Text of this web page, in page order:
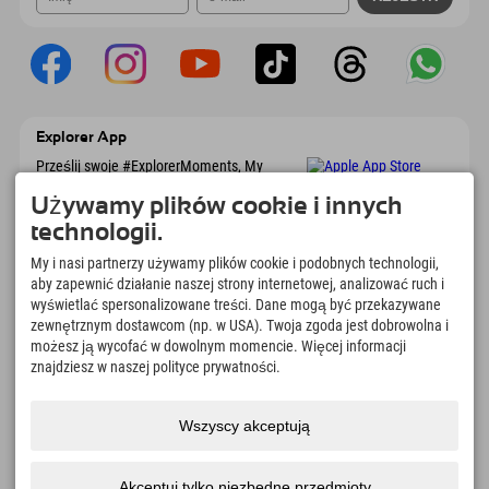
Explorer App
Prześlij swoje #ExplorerMoments, My
marzeń, przeglądem restauracji i wieloma
innymi. Pobierz teraz!
Czas na chwile odkrywcy
166
Jeziora górskie i baseny
rekreacyjne
4.634km
Stoki do jazdy na nartach i
snowboardzie
8.991km
Używamy plików cookie i innych
technologii.
My i nasi partnerzy używamy plików cookie i podobnych technologii,
aby zapewnić działanie naszej strony internetowej, analizować ruch i
wyświetlać spersonalizowane treści. Dane mogą być przekazywane
zewnętrznym dostawcom (np. w USA). Twoja zgoda jest dobrowolna i
możesz ją wycofać w dowolnym momencie. Więcej informacji
znajdziesz w naszej polityce prywatności.
Wszyscy akceptują